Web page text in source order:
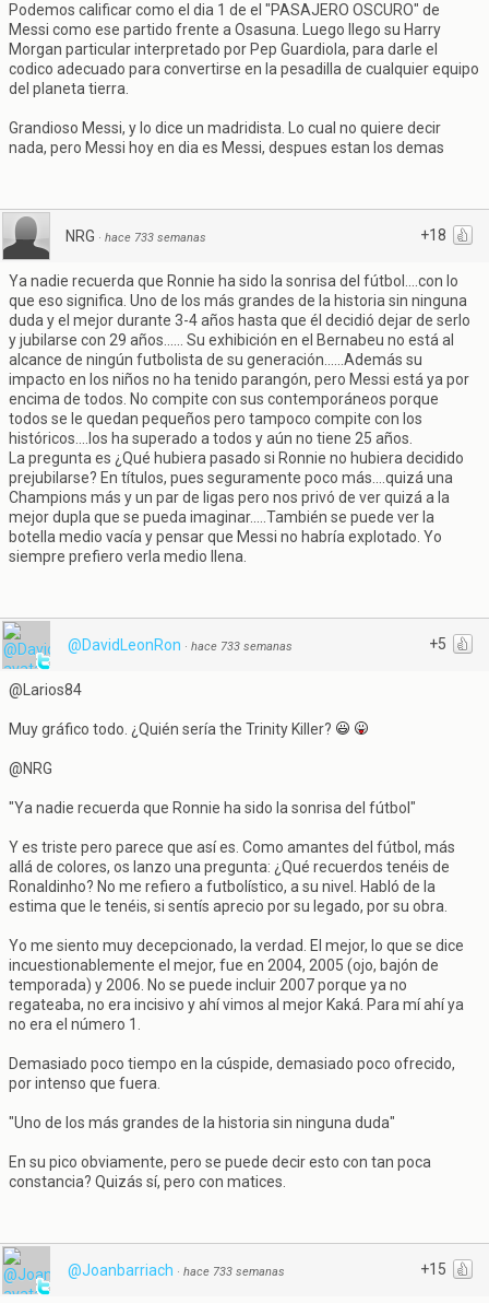
Podemos calificar como el dia 1 de el "PASAJERO OSCURO" de
Messi como ese partido frente a Osasuna. Luego llego su Harry
Morgan particular interpretado por Pep Guardiola, para darle el
codico adecuado para convertirse en la pesadilla de cualquier equipo
del planeta tierra.
Grandioso Messi, y lo dice un madridista. Lo cual no quiere decir
nada, pero Messi hoy en dia es Messi, despues estan los demas
+18
NRG · hace 733 semanas
Ya nadie recuerda que Ronnie ha sido la sonrisa del fútbol....con lo
que eso significa. Uno de los más grandes de la historia sin ninguna
duda y el mejor durante 3-4 años hasta que él decidió dejar de serlo
y jubilarse con 29 años...... Su exhibición en el Bernabeu no está al
alcance de ningún futbolista de su generación......Además su
impacto en los niños no ha tenido parangón, pero Messi está ya por
encima de todos. No compite con sus contemporáneos porque
todos se le quedan pequeños pero tampoco compite con los
históricos....los ha superado a todos y aún no tiene 25 años.
La pregunta es ¿Qué hubiera pasado si Ronnie no hubiera decidido
prejubilarse? En títulos, pues seguramente poco más....quizá una
Champions más y un par de ligas pero nos privó de ver quizá a la
mejor dupla que se pueda imaginar.....También se puede ver la
botella medio vacía y pensar que Messi no habría explotado. Yo
siempre prefiero verla medio llena.
+5
@DavidLeonRon · hace 733 semanas
@Larios84
Muy gráfico todo. ¿Quién sería the Trinity Killer?
@NRG
"Ya nadie recuerda que Ronnie ha sido la sonrisa del fútbol"
Y es triste pero parece que así es. Como amantes del fútbol, más
allá de colores, os lanzo una pregunta: ¿Qué recuerdos tenéis de
Ronaldinho? No me refiero a futbolístico, a su nivel. Habló de la
estima que le tenéis, si sentís aprecio por su legado, por su obra.
Yo me siento muy decepcionado, la verdad. El mejor, lo que se dice
incuestionablemente el mejor, fue en 2004, 2005 (ojo, bajón de
temporada) y 2006. No se puede incluir 2007 porque ya no
regateaba, no era incisivo y ahí vimos al mejor Kaká. Para mí ahí ya
no era el número 1.
Demasiado poco tiempo en la cúspide, demasiado poco ofrecido,
por intenso que fuera.
"Uno de los más grandes de la historia sin ninguna duda"
En su pico obviamente, pero se puede decir esto con tan poca
constancia? Quizás sí, pero con matices.
+15
@Joanbarriach · hace 733 semanas